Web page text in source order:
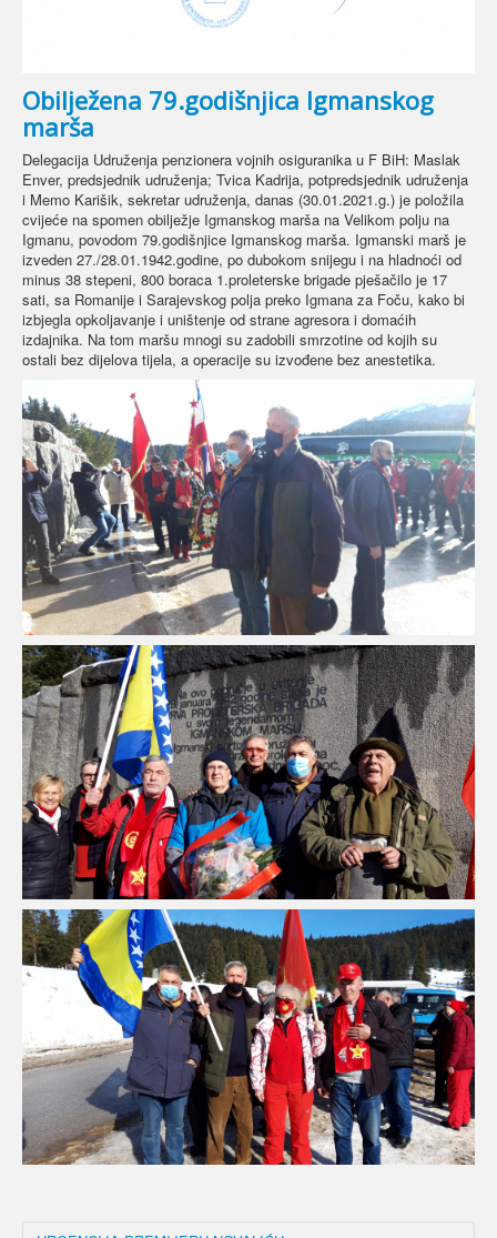
Obilježena 79.godišnjica Igmanskog
marša
Delegacija Udruženja penzionera vojnih osiguranika u F BiH: Maslak
Enver, predsjednik udruženja; Tvica Kadrija, potpredsjednik udruženja
i Memo Karišik, sekretar udruženja, danas (30.01.2021.g.) je položila
cvijeće na spomen obilježje Igmanskog marša na Velikom polju na
Igmanu, povodom 79.godišnjice Igmanskog marša. Igmanski marš je
izveden 27./28.01.1942.godine, po dubokom snijegu i na hladnoći od
minus 38 stepeni, 800 boraca 1.proleterske brigade pješačilo je 17
sati, sa Romanije i Sarajevskog polja preko Igmana za Foču, kako bi
izbjegla opkoljavanje i uništenje od strane agresora i domaćih
izdajnika. Na tom maršu mnogi su zadobili smrzotine od kojih su
ostali bez dijelova tijela, a operacije su izvođene bez anestetika.